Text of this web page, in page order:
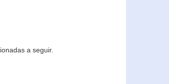
a seguir.